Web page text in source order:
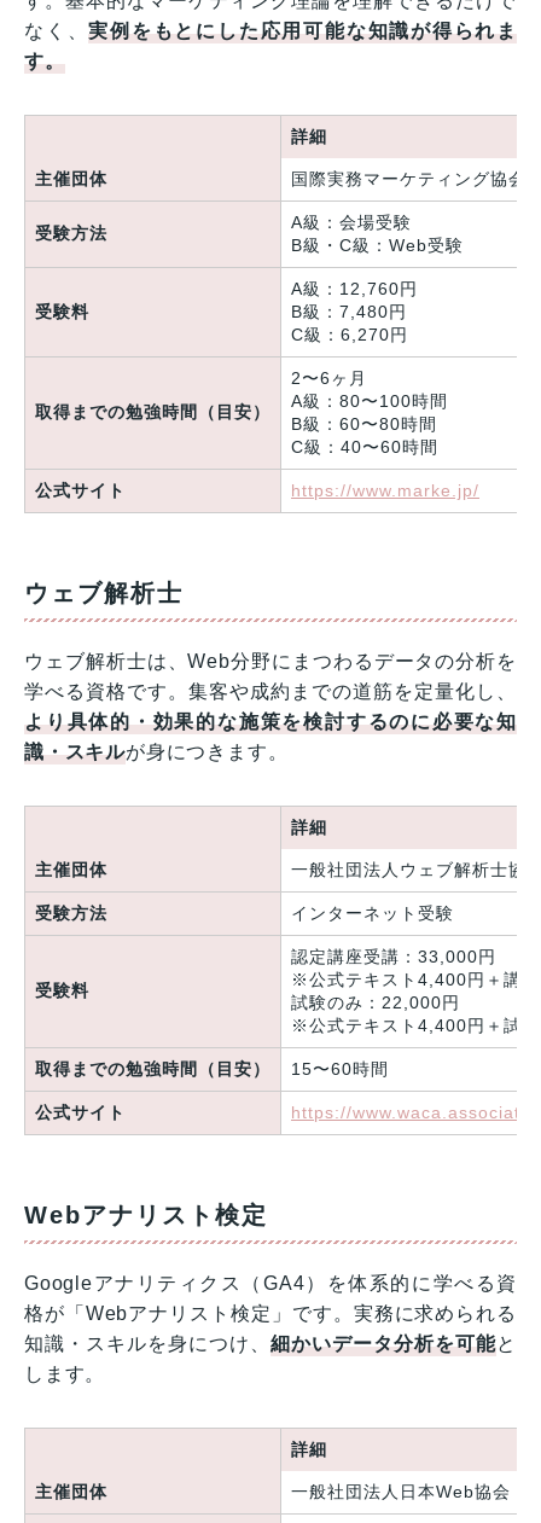
なく、実例をもとにした応用可能な知識が得られま
す。
詳細
主催団体 国際実務マーケティング協会
受験方法
A級：会場受験
B級・C級：Web受験
受験料
A級：12,760円
B級：7,480円
C級：6,270円
取得までの勉強時間（目安）
2〜6ヶ月
A級：80〜100時間
B級：60〜80時間
C級：40〜60時間
公式サイト https://www.marke.jp/
ウェブ解析士
ウェブ解析士は、Web分野にまつわるデータの分析を
学べる資格です。集客や成約までの道筋を定量化し、
より具体的・効果的な施策を検討するのに必要な知
識・スキルが身につきます。
詳細
主催団体 一般社団法人ウェブ解析士協
受験方法 インターネット受験
受験料
認定講座受講：33,000円
※公式テキスト4,400円＋講
試験のみ：22,000円
※公式テキスト4,400円＋試
取得までの勉強時間（目安） 15〜60時間
公式サイト https://
Webアナリスト検定
Googleアナリティクス（GA4）を体系的に学べる資
格が「Webアナリスト検定」です。実務に求められる
知識・スキルを身につけ、細かいデータ分析を可能と
します。
詳細
主催団体 一般社団法人日本Web協会（